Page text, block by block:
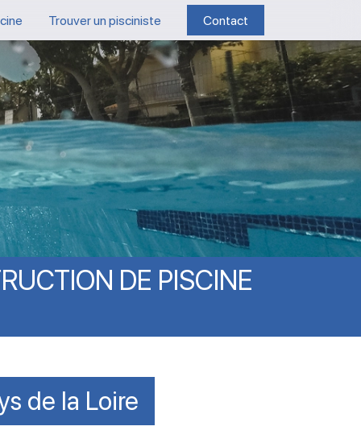
Trouver un pisciniste Contact
DE PISCINE
de la Loire